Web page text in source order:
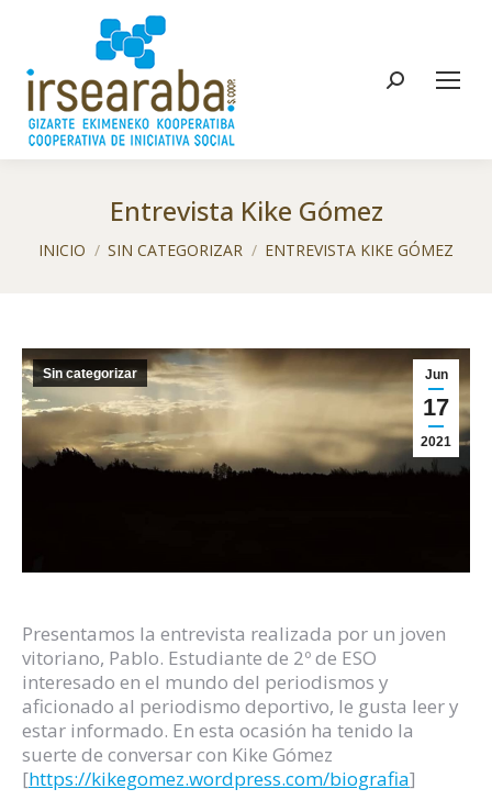
Buscar:
Entrevista Kike Gómez
Estás aquí:
INICIO SIN CATEGORIZAR ENTREVISTA KIKE GÓMEZ
Jun
17
2021
Sin categorizar
Presentamos la entrevista realizada por un joven
vitoriano, Pablo. Estudiante de 2º de ESO
interesado en el mundo del periodismos y
aficionado al periodismo deportivo, le gusta leer y
estar informado. En esta ocasión ha tenido la
suerte de conversar con Kike Gómez
[https://kikegomez.wordpress.com/biografia]